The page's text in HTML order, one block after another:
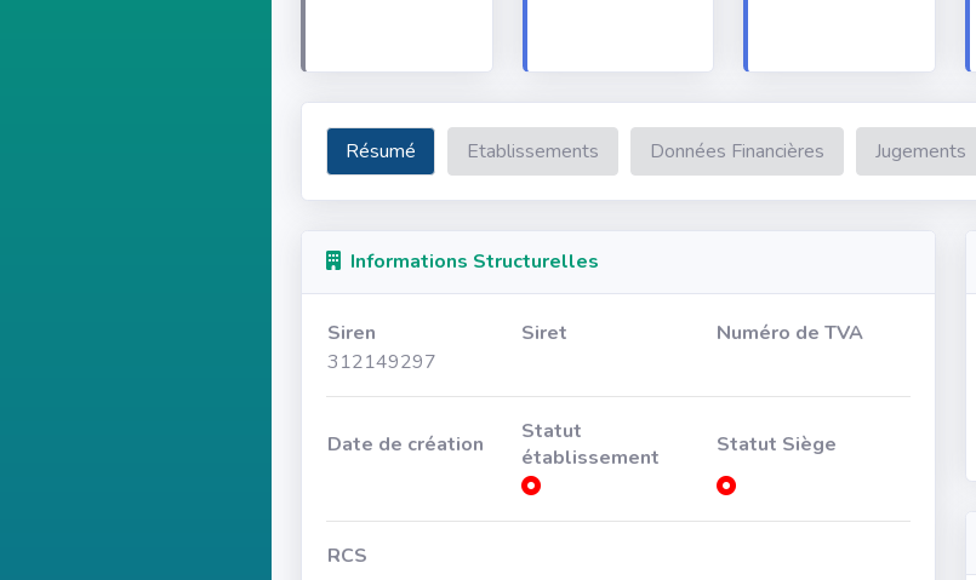
Résumé Etablissements Données Financières Jugements
Informations Structurelles
Siren Siret
Numéro de TVA
312149297
Date de création
Statut
établissement
Statut Siège
RCS